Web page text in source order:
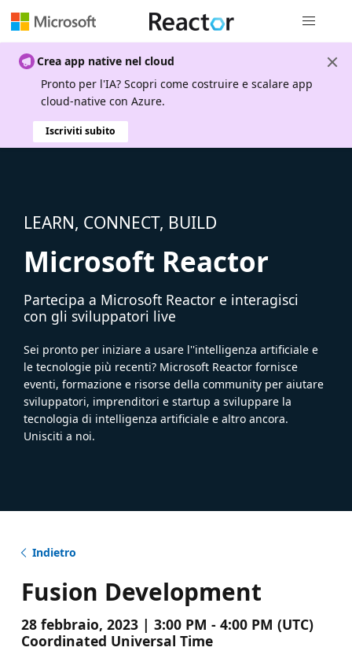
Crea app native nel cloud
Pronto per l'IA? Scopri come costruire e scalare app
cloud-native con Azure.
Iscriviti subito
LEARN, CONNECT, BUILD
Microsoft Reactor
Partecipa a Microsoft Reactor e interagisci
con gli sviluppatori live
Sei pronto per iniziare a usare l''intelligenza artificiale e
le tecnologie più recenti? Microsoft Reactor fornisce
eventi, formazione e risorse della community per aiutare
sviluppatori, imprenditori e startup a sviluppare la
tecnologia di intelligenza artificiale e altro ancora.
Unisciti a noi.
Indietro
Fusion Development
28 febbraio, 2023 | 3:00 PM - 4:00 PM (UTC)
Coordinated Universal Time